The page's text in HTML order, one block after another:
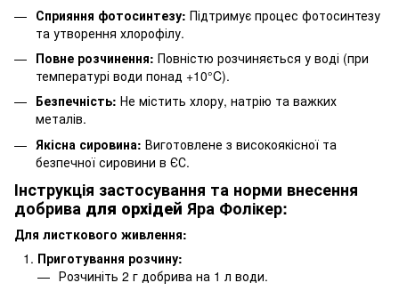
Сприяння фотосинтезу: Підтримує процес фотосинтезу
та утворення хлорофілу.
Повне розчинення: Повністю розчиняється у воді (при
температурі води понад +10°C).
Безпечність: Не містить хлору, натрію та важких
металів.
Якісна сировина: Виготовлене з високоякісної та
безпечної сировини в ЄС.
Інструкція застосування та норми внесення
добрива для орхідей Яра Фолікер:
Для листкового живлення:
Приготування розчину:
Розчиніть 2 г добрива на 1 л води.